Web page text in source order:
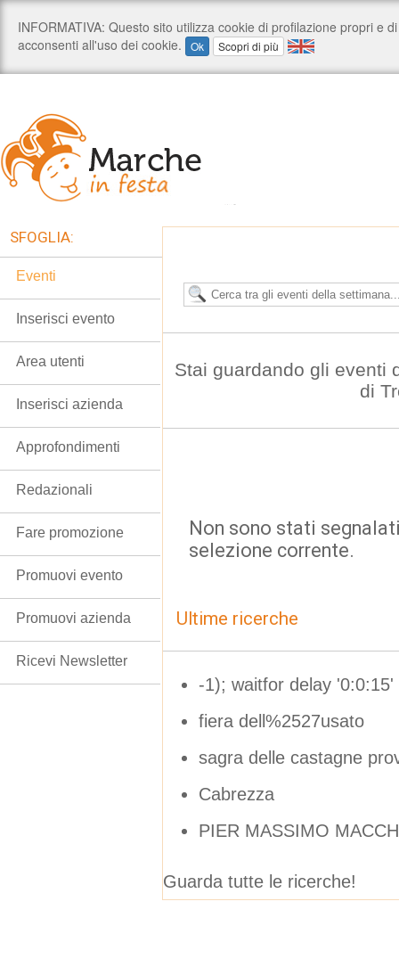
Stai guardando gli eventi
di
Non sono stati
selezione corrente.
Ultime ricerche
-1); waitfor delay
fiera dell%2527usato
sagra delle castagne
Cabrezza
PIER MASSIMO
Guarda tutte le ricerche!
SFOGLIA:
Eventi
Inserisci evento
Area utenti
Inserisci azienda
Approfondimenti
Redazionali
Fare promozione
Promuovi evento
Promuovi azienda
Ricevi Newsletter